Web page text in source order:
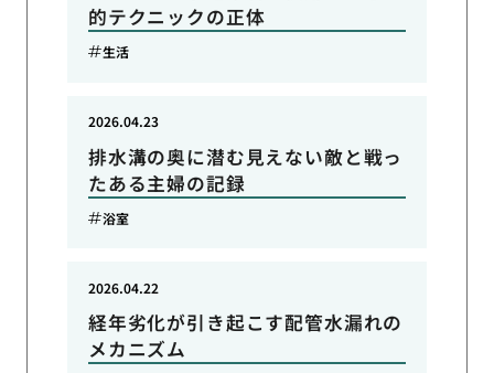
的テクニックの正体
生活
排水溝の奥に潜む見えない敵と戦っ
たある主婦の記録
2026.04.23
浴室
経年劣化が引き起こす配管水漏れの
メカニズム
2026.04.22